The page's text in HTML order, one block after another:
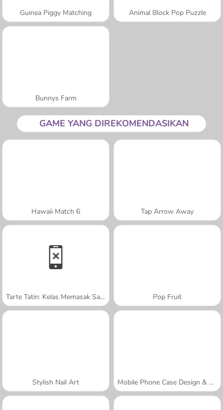
Guinea Piggy Matching Animal Block Pop Puzzle
Bunnys Farm
GAME YANG DIREKOMENDASIKAN
Hawaii Match 6 Tap Arrow Away
Tarte Tatin: Kelas Memasak Sara Pop Fruit
Stylish Nail Art Mobile Phone Case Design & DIY